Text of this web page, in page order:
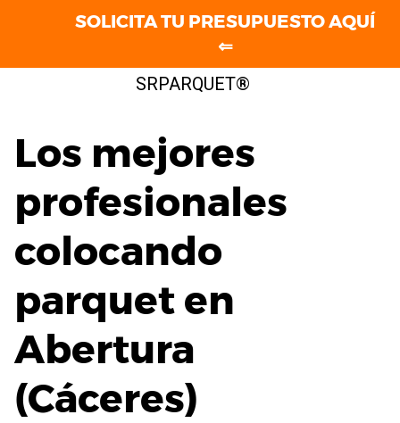
SRPARQUET®
Los mejores
profesionales
colocando
parquet en
Abertura
(Cáceres)
SOLICITA TU PRESUPUESTO AQUÍ
⇐